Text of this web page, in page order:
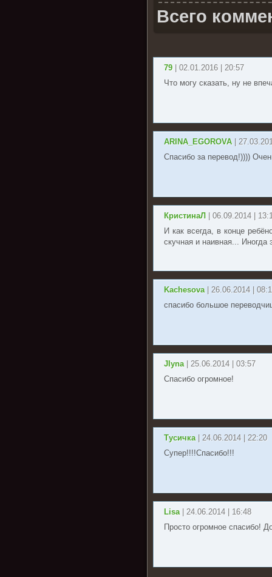
Всего
79 | 02.01.2016 | 20:57
Что могу сказать, ну не
ARINA_EGOROVA |
Спасибо за перевод!))))
КристинаЛ | 06.09.2014 |
И как всегда, в конце
скучная и наивная... Иногда
Kachesova | 26.06.2014 |
спасибо большое
JIyna | 25.06.2014 | 03:57
Спасибо огромное!
Тусичка | 24.06.2014 | 22:20
Супер!!!!Спасибо!!!
Lisa | 24.06.2014 | 16:48
Просто огромное спасибо!